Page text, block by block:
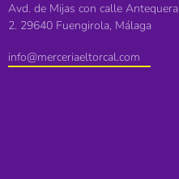
Avd. de Mijas con calle Antequera
2. 29640 Fuengirola, Málaga
info@merceriaeltorcal.com